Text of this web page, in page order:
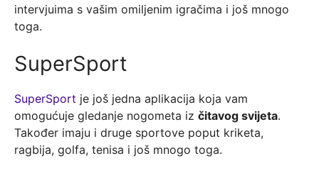
intervjuima s vašim omiljenim igračima i još mnogo
toga.
SuperSport
SuperSport je još jedna aplikacija koja vam
omogućuje gledanje nogometa iz čitavog svijeta.
Također imaju i druge sportove poput kriketa,
ragbija, golfa, tenisa i još mnogo toga.